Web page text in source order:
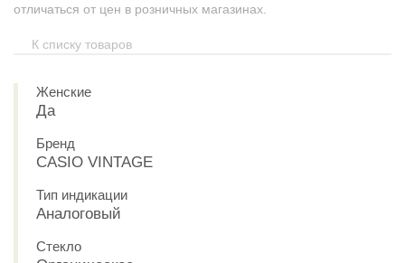
отличаться от цен в розничных магазинах.
К списку товаров
Женские
Да
Бренд
CASIO VINTAGE
Тип индикации
Аналоговый
Стекло